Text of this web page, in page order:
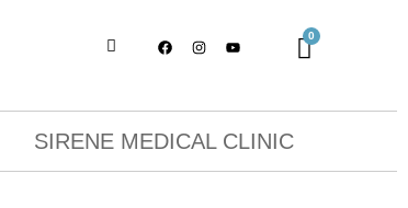
SIRENE MEDICAL CLINIC